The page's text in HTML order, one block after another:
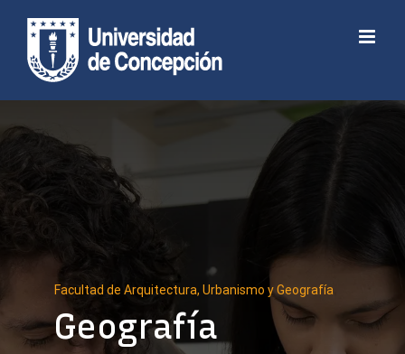
Abrir barra de herramientas
content
Facultad de Arquitectura, Urbanismo y Geografía
Geografía